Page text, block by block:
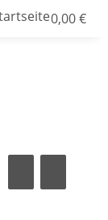
0,00 €